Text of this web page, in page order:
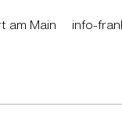
am Main info-